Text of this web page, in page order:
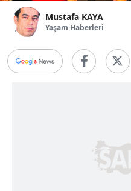
Mustafa KAYA
Yaşam Haberleri